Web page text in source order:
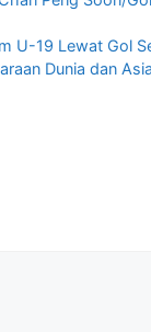
U-19 Lewat Gol
Dunia dan